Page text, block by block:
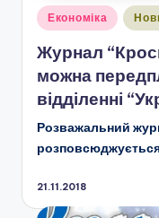
Опубліковано
Економіка
Журнал
можна
відділенні
Розважальний
21.11.2018